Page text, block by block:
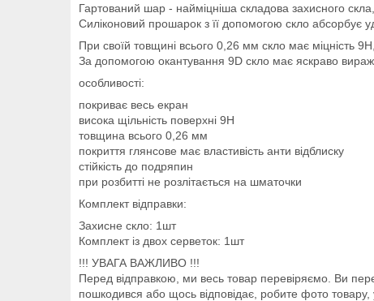
Гартований шар - найміцніша складова захисного
Силіконовий прошарок з її допомогою скло абсорбує
При своїй товщині всього 0,26 мм скло має міцність
За допомогою окантування 9D скло має яскраво
особливості:
покриває весь екран
висока щільність поверхні 9Н
товщина всього 0,26 мм
покриття глянсове має властивість анти відблиску
стійкість до подряпин
при розбитті не розлітається на шматочки
Комплект відправки:
Захисне скло: 1шт
Комплект із двох серветок: 1шт
!!! УВАГА ВАЖЛИВО !!!
Перед відправкою, ми весь товар перевіряємо. Ви
пошкодився або щось відповідає, робите фото товару,